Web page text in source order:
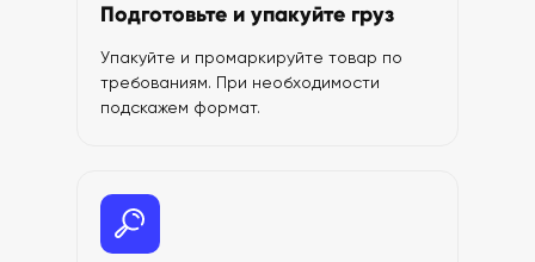
Подготовьте и упакуйте груз
Упакуйте и промаркируйте товар по
требованиям. При необходимости
подскажем формат.